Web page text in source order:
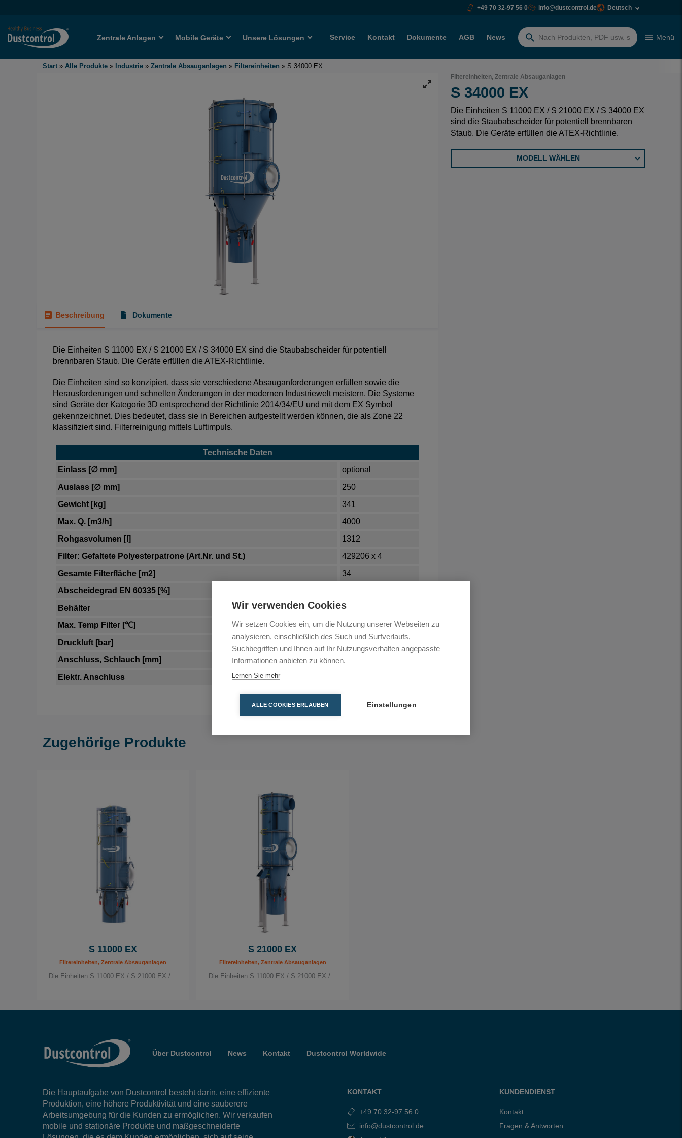
+49 70 32-97 56 0 info@dustcontrol.de Deutsch
Zentrale Anlagen Mobile Geräte Unsere Lösungen Service Kontakt Dokumente AGB News
Suchen
Menü
Start » Alle Produkte » Industrie » Zentrale Absauganlagen » Filtereinheiten » S 34000 EX
Beschreibung Dokumente
Die Einheiten S 11000 EX / S 21000 EX / S 34000 EX sind die Staubabscheider für potentiell
brennbaren Staub. Die Geräte erfüllen die ATEX-Richtlinie.
Die Einheiten sind so konzipiert, dass sie verschiedene Absauganforderungen erfüllen sowie die
Herausforderungen und schnellen Änderungen in der modernen Industriewelt meistern. Die Systeme
sind Geräte der Kategorie 3D entsprechend der Richtlinie 2014/34/EU und mit dem EX Symbol
gekennzeichnet. Dies bedeutet, dass sie in Bereichen aufgestellt werden können, die als Zone 22
klassifiziert sind. Filterreinigung mittels Luftimpuls.
Technische Daten
Einlass [∅ mm]
optional
Auslass [∅ mm]
250
Gewicht [kg]
341
Max. Q. [m3/h]
4000
Rohgasvolumen [l]
1312
Filter: Gefaltete Polyesterpatrone (Art.Nr. und St.)
429206 x 4
Gesamte Filterfläche [m2]
34
Abscheidegrad EN 60335 [%]
Behälter
60
Max. Temp Filter [℃]
130
Druckluft [bar]
Anschluss, Schlauch [mm]
6
Elektr. Anschluss
Filtereinheiten, Zentrale Absauganlagen
S 34000 EX
Die Einheiten S 11000 EX / S 21000 EX / S 34000 EX
sind die Staubabscheider für potentiell brennbaren
Staub. Die Geräte erfüllen die ATEX-Richtlinie.
MODELL WÄHLEN
Zugehörige Produkte
S 11000 EX
Filtereinheiten, Zentrale Absauganlagen
Die Einheiten S 11000 EX / S 21000 EX /…
S 21000 EX
Filtereinheiten, Zentrale Absauganlagen
Die Einheiten S 11000 EX / S 21000 EX /…
Über Dustcontrol News Kontakt Dustcontrol Worldwide
Die Hauptaufgabe von Dustcontrol besteht darin, eine effiziente
Produktion, eine höhere Produktivität und eine sauberere
Arbeitsumgebung für die Kunden zu ermöglichen. Wir verkaufen
mobile und stationäre Produkte und maßgeschneiderte
KONTAKT
+49 70 32-97 56 0
info@dustcontrol.de
KUNDENDIENST
Kontakt
Fragen & Antworten
Wir verwenden Cookies
Wir setzen Cookies ein, um die Nutzung unserer Webseiten zu
analysieren, einschließlich des Such und Surfverlaufs,
Suchbegriffen und Ihnen auf Ihr Nutzungsverhalten angepasste
Informationen anbieten zu können.
Lernen Sie mehr
ALLE COOKIES ERLAUBEN Einstellungen